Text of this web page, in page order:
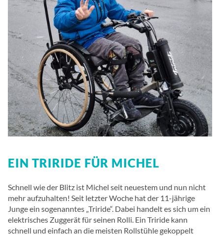
EIN TRIRIDE FÜR MICHEL
Schnell wie der Blitz ist Michel seit neuestem und nun nicht
mehr aufzuhalten! Seit letzter Woche hat der 11-jährige
Junge ein sogenanntes „Triride“. Dabei handelt es sich um ein
elektrisches Zuggerät für seinen Rolli. Ein Triride kann
schnell und einfach an die meisten Rollstühle gekoppelt